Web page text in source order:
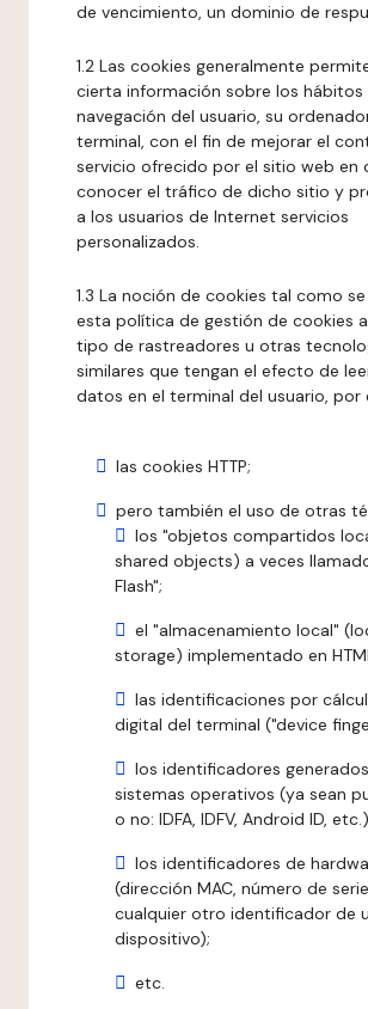
de vencimiento, un dominio de
1.2 Las cookies generalmente
cierta información sobre los hábitos
navegación del usuario, su
terminal, con el fin de mejorar el
servicio ofrecido por el sitio web en
conocer el tráfico de dicho sitio y
a los usuarios de Internet servicios
personalizados.
1.3 La noción de cookies tal como
esta política de gestión de cookies
tipo de rastreadores u otras
similares que tengan el efecto de
datos en el terminal del usuario, por
las cookies HTTP;
pero también el uso de otras
los "objetos compartidos
shared objects) a veces
Flash";
el "almacenamiento local"
storage) implementado en
las identificaciones por
digital del terminal ("device
los identificadores
sistemas operativos (ya sean
o no: IDFA, IDFV, Android ID,
los identificadores de
(dirección MAC, número de
cualquier otro identificador de
dispositivo);
etc.